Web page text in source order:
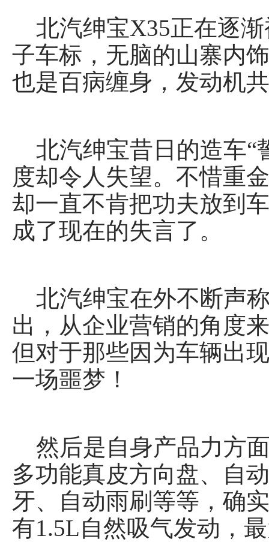
北汽绅宝X35正在逐渐
子车标，无脑的山寨内
也是百病缠身，发动机
北汽绅宝昔日的造车“
度却令人失望。不惜重
却一直不肯把功夫放到
成了现在的失言了。
北汽绅宝在外不断声
出，从企业营销的角度
但对于那些因为车辆出
一场噩梦！
然后是自身产品力方
多功能真皮方向盘、自
牙、自动雨刷等等，确
有1.5L自然吸气发动，